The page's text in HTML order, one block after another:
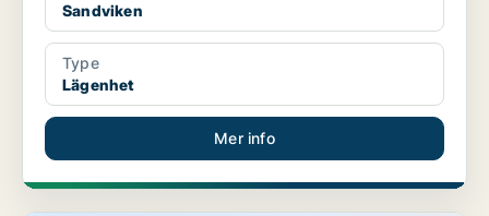
Sandviken
Type
Lägenhet
Mer info